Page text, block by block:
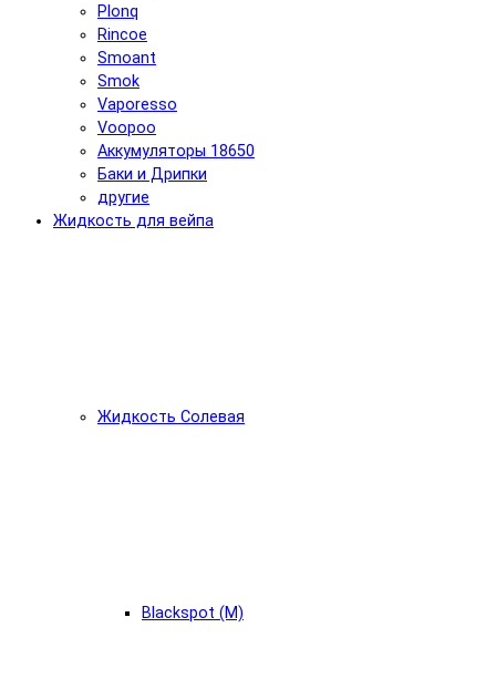
Plonq
Rincoe
Smoant
Smok
Vaporesso
Voopoo
Аккумуляторы 18650
Баки и Дрипки
другие
Жидкость для вейпа
Жидкость Солевая
Blackspot (М)